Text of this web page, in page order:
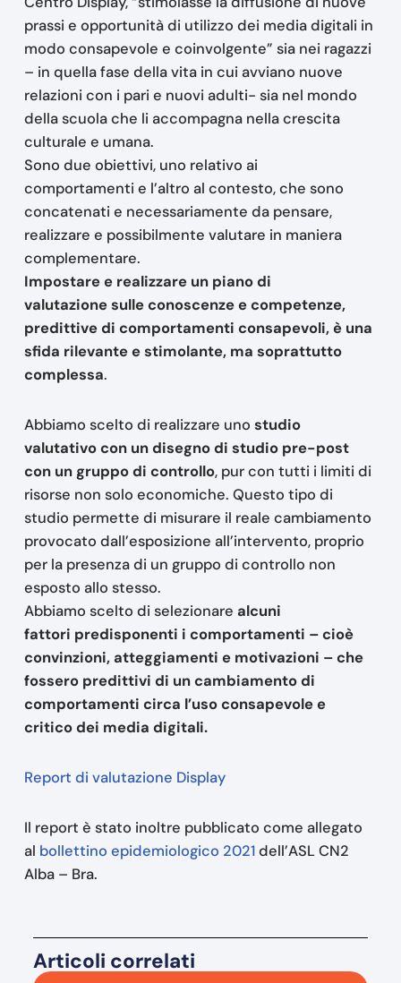
prassi e opportunità di utilizzo dei media digitali in
modo consapevole e coinvolgente” sia nei ragazzi
– in quella fase della vita in cui avviano nuove
relazioni con i pari e nuovi adulti- sia nel mondo
della scuola che li accompagna nella crescita
culturale e umana.
Sono due obiettivi, uno relativo ai
comportamenti e l’altro al contesto, che sono
concatenati e necessariamente da pensare,
realizzare e possibilmente valutare in maniera
complementare.
Impostare e realizzare un piano di
valutazione sulle conoscenze e competenze,
predittive di comportamenti consapevoli, è una
sfida rilevante e stimolante, ma soprattutto
complessa.
Abbiamo scelto di realizzare uno studio
valutativo con un disegno di studio pre-post
con un gruppo di controllo, pur con tutti i limiti di
risorse non solo economiche. Questo tipo di
studio permette di misurare il reale cambiamento
provocato dall’esposizione all’intervento, proprio
per la presenza di un gruppo di controllo non
esposto allo stesso.
Abbiamo scelto di selezionare alcuni
fattori predisponenti i comportamenti – cioè
convinzioni, atteggiamenti e motivazioni – che
fossero predittivi di un cambiamento di
comportamenti circa l’uso consapevole e
critico dei media digitali.
Report di valutazione Display
Il report è stato inoltre pubblicato come allegato
al bollettino epidemiologico 2021dell’ASL CN2
Alba – Bra.
Articoli correlati